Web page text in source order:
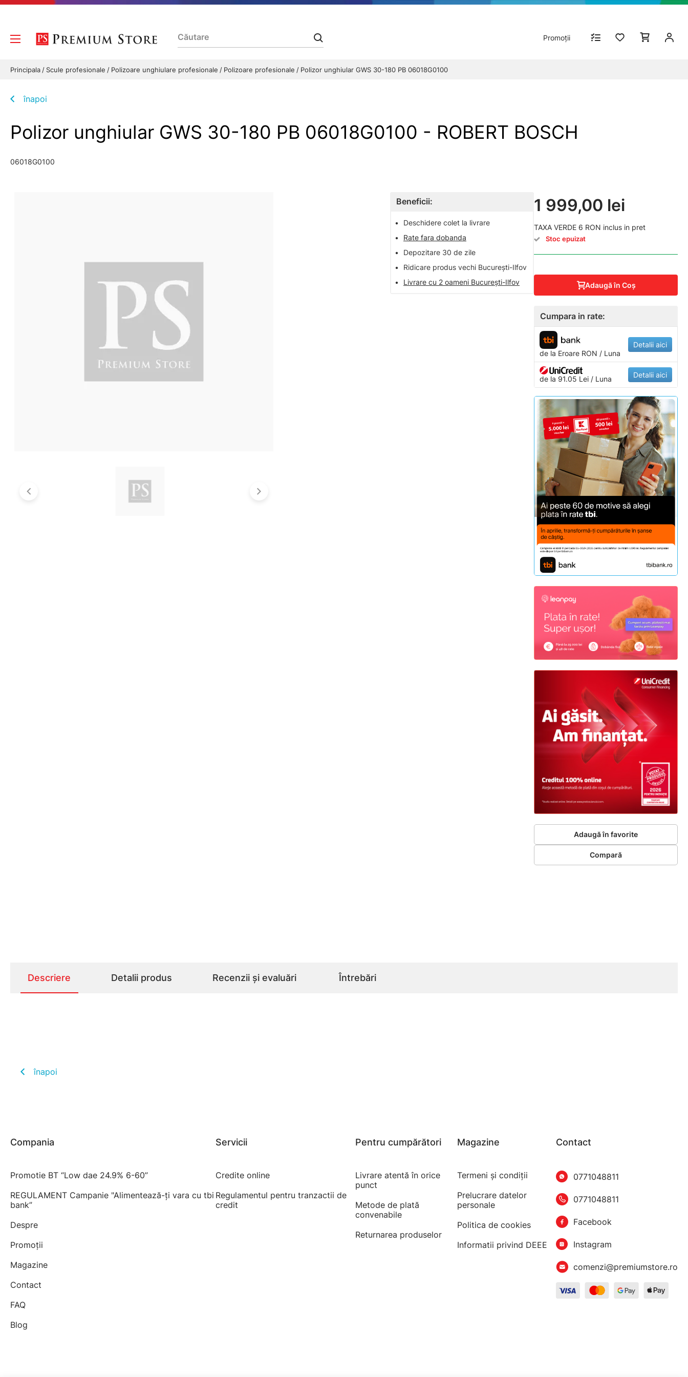
Promoții
Principala Scule profesionale Polizoare unghiulare profesionale Polizoare profesionale Polizor unghiular GWS 30-180 PB 06018G0100
înapoi
Polizor unghiular GWS 30-180 PB 06018G0100 - ROBERT BOSCH
06018G0100
Beneficii:
•
Deschidere colet la livrare
•
Rate fara dobanda
•
Depozitare 30 de zile
•
Ridicare produs vechi București-Ilfov
•
Livrare cu 2 oameni București-Ilfov
1 999,00 lei
TAXA VERDE 6 RON inclus in pret
Stoc epuizat
Adaugă în Coş
Cumpara in rate:
de la Eroare RON / Luna
Detalii aici
de la 91.05 Lei / Luna Detalii aici
Adaugă în favorite
Compară
Descriere Detalii produs Recenzii și evaluări Întrebări
înapoi
Compania
Promotie BT “Low dae 24.9% 6-60”
REGULAMENT Campanie "Alimentează-ți vara cu tbi
bank”
Despre
Promoții
Magazine
Contact
FAQ
Blog
Servicii
Credite online
Regulamentul pentru tranzactii de
credit
Pentru cumpărători
Livrare atentă în orice
punct
Metode de plată
convenabile
Returnarea produselor
Magazine
Termeni şi condiţii
Prelucrare datelor
personale
Politica de cookies
Informatii privind DEEE
Contact
0771048811
0771048811
Facebook
Instagram
comenzi@premiumstore.ro